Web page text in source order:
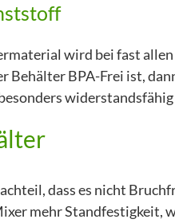
wird bei fast
Behälter BPA-Frei ist,
dass es nicht
mehr Standfestigkeit,